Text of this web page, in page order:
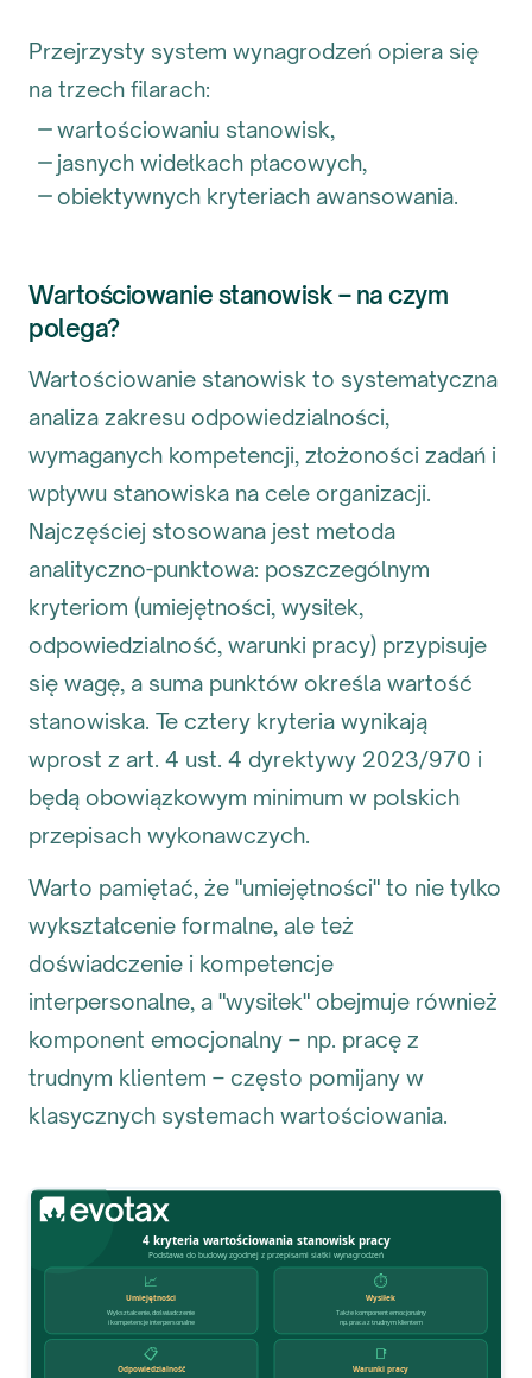
Przejrzysty system wynagrodzeń opiera się
na trzech filarach:
wartościowaniu stanowisk,
jasnych widełkach płacowych,
obiektywnych kryteriach awansowania.
Wartościowanie stanowisk – na czym
polega?
Wartościowanie stanowisk to systematyczna
analiza zakresu odpowiedzialności,
wymaganych kompetencji, złożoności zadań i
wpływu stanowiska na cele organizacji.
Najczęściej stosowana jest metoda
analityczno-punktowa: poszczególnym
kryteriom (umiejętności, wysiłek,
odpowiedzialność, warunki pracy) przypisuje
się wagę, a suma punktów określa wartość
stanowiska. Te cztery kryteria wynikają
wprost z art. 4 ust. 4 dyrektywy 2023/970 i
będą obowiązkowym minimum w polskich
przepisach wykonawczych.
Warto pamiętać, że "umiejętności" to nie tylko
wykształcenie formalne, ale też
doświadczenie i kompetencje
interpersonalne, a "wysiłek" obejmuje również
komponent emocjonalny – np. pracę z
trudnym klientem – często pomijany w
klasycznych systemach wartościowania.